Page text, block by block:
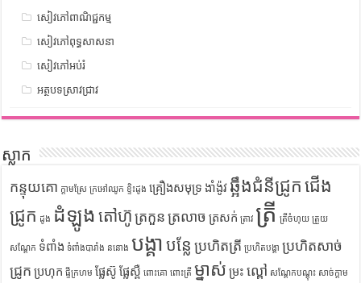
សៀវភៅពាណិជ្ជកម្ម
សៀវភៅពុទ្ធសាសនា
សៀវភៅអប់រំ
អត្ថបទស្រាវជ្រាវ
ស្លាក
កន្ទុយគោ ក្តាមស្រែ ក្រអៅឈូក ខ្ទិះដូង គ្រឿងសមុទ្រ ងាំង៉ូវ ឆ្អឹងជំនីជ្រូក ជើង
ជ្រូក ដូង ដំឡូង តៅហ៊ូ ត្រកួន ត្រលាច ត្រសក់ ត្រាវ ត្រី ត្រីចំហុយ ត្រួយ
សណ្តែក ទំពាំង ទំពាំងបារាំង ននោង បង្គា បន្លែ ប្រហិតត្រី ប្រហិតបង្គា ប្រហិតសាច់
ជ្រូក ប្រហុក ផ្ទីក្រហម ផ្លែស៊ូ ផ្លែស្ពឺ ពោះគោ ពោះត្រី ម្នាស់ ម្រះ ល្ពៅ សណ្តែកបណ្តុះ សាច់ក្តាម